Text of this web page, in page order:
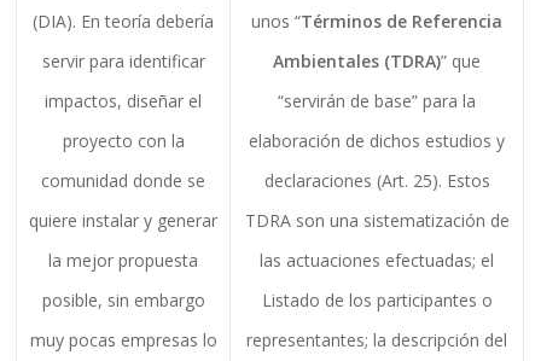
(DIA). En teoría debería
servir para identificar
impactos, diseñar el
proyecto con la
comunidad donde se
quiere instalar y generar
la mejor propuesta
posible, sin embargo
muy pocas empresas lo
unos “Términos de Referencia
Ambientales (TDRA)” que
“servirán de base” para la
elaboración de dichos estudios y
declaraciones (Art. 25). Estos
TDRA son una sistematización de
las actuaciones efectuadas; el
Listado de los participantes o
representantes; la descripción del